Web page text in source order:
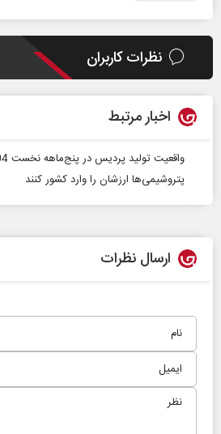
نظرات کاربران
اخبار مرتبط
واقعیت تولید پردیس در پنج‌ماهه نخست 1404
پتروشیمی‌ها ارزشان را وارد کشور کنند
ارسال نظرات